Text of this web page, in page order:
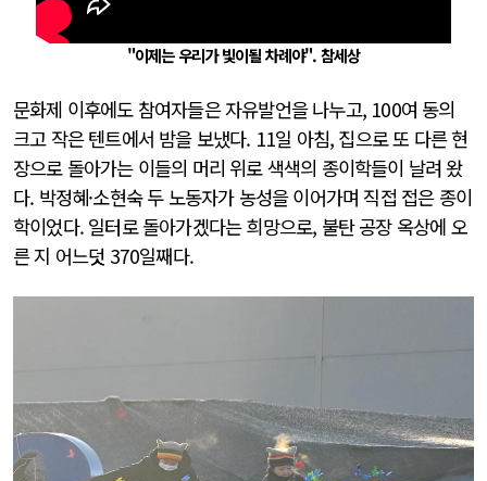
"이제는 우리가 빛이될 차례야". 참세상
문화제 이후에도 참여자들은 자유발언을 나누고, 100여 동의
크고 작은 텐트에서 밤을 보냈다. 11일 아침, 집으로 또 다른 현
장으로 돌아가는 이들의 머리 위로 색색의 종이학들이 날려 왔
다. 박정혜·소현숙 두 노동자가 농성을 이어가며 직접 접은 종이
학이었다. 일터로 돌아가겠다는 희망으로, 불탄 공장 옥상에 오
른 지 어느덧 370일째다.